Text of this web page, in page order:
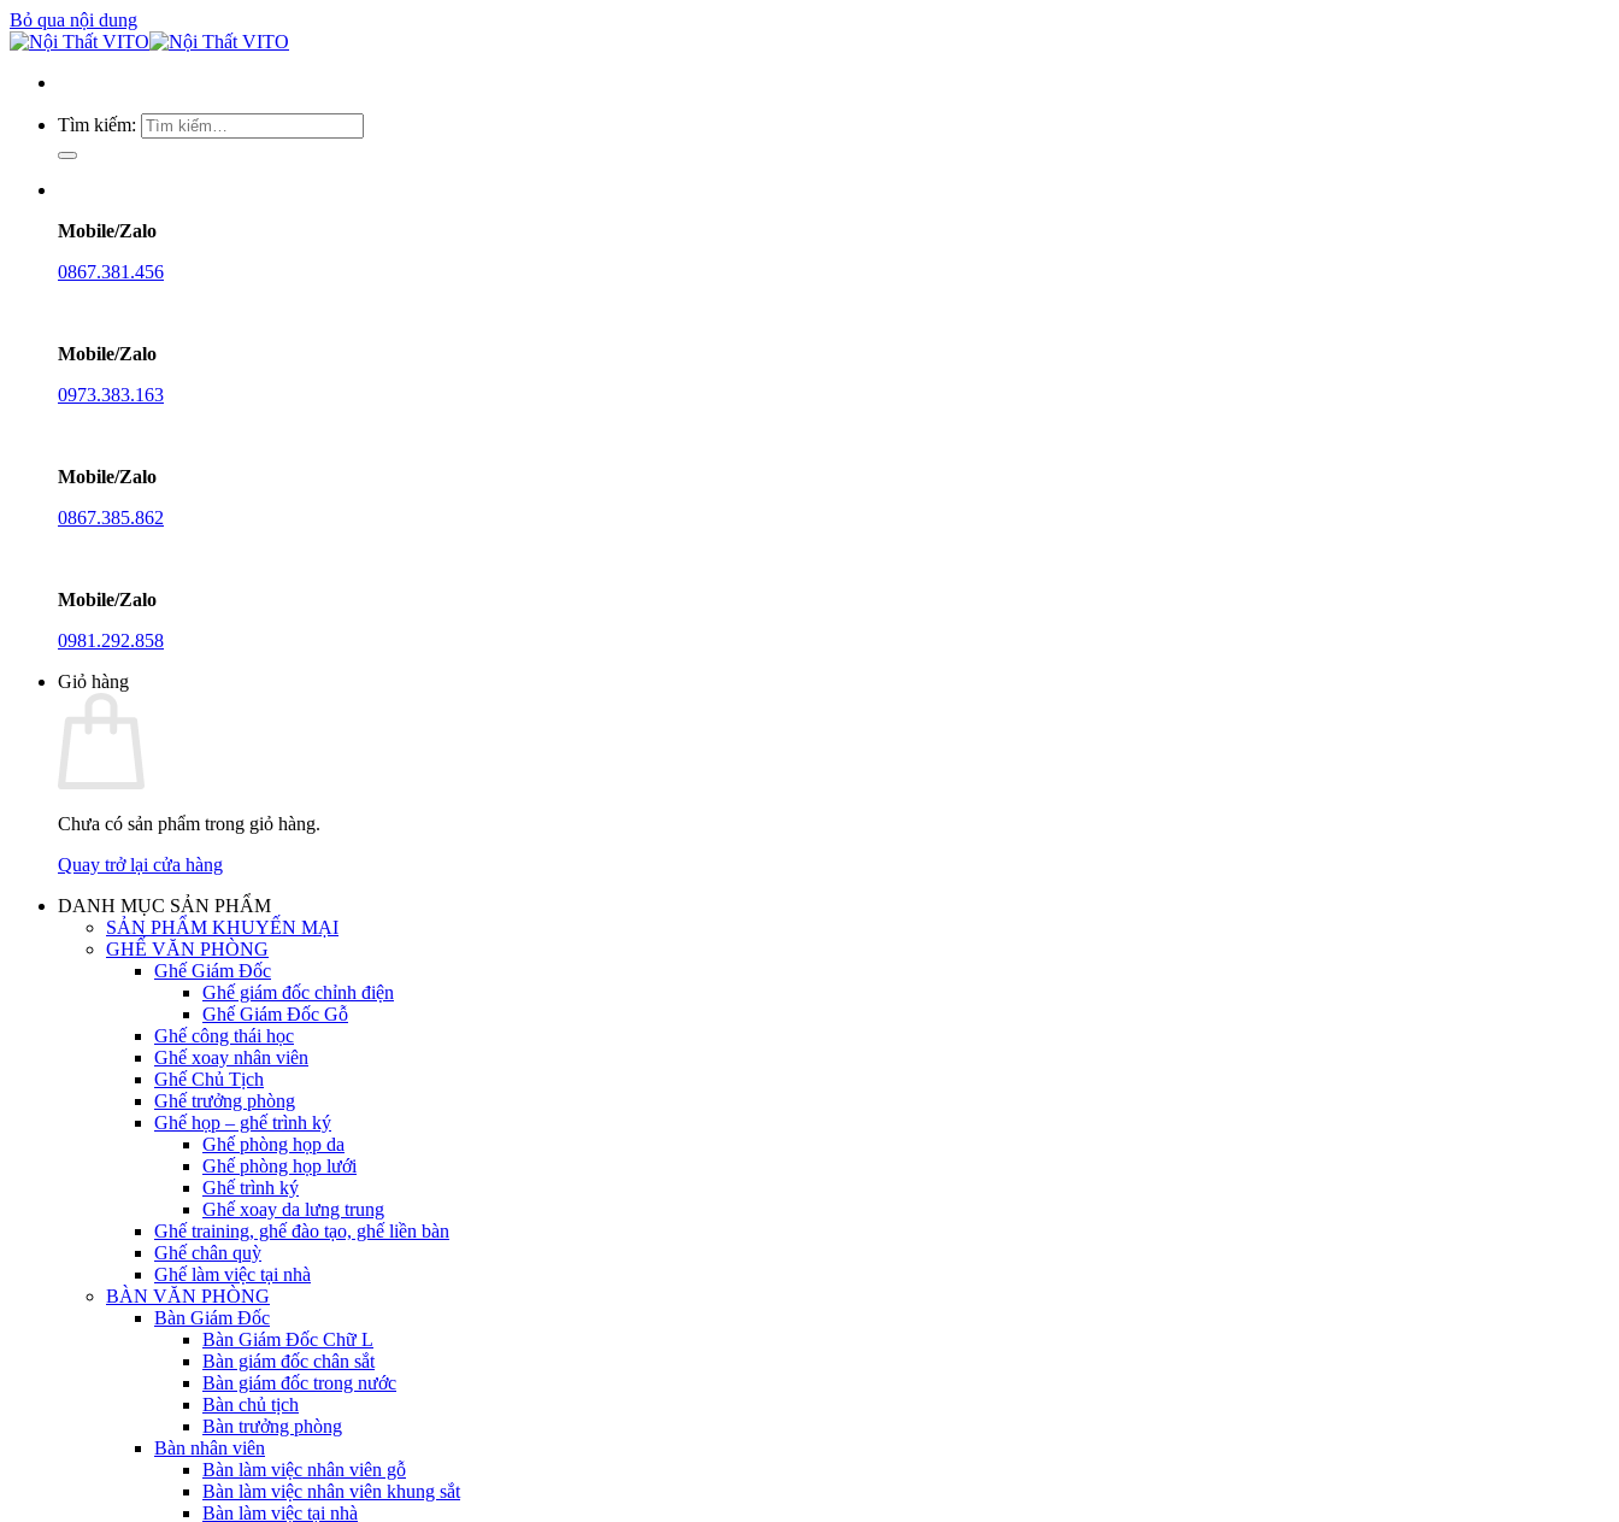
Bỏ qua nội dung
Tìm kiếm:
Mobile/Zalo
0867.381.456
Mobile/Zalo
0973.383.163
Mobile/Zalo
0867.385.862
Mobile/Zalo
0981.292.858
Giỏ hàng
Chưa có sản phẩm trong giỏ hàng.
Quay trở lại cửa hàng
DANH MỤC SẢN PHẨM
SẢN PHẨM KHUYẾN MẠI
GHẾ VĂN PHÒNG
Ghế Giám Đốc
Ghế giám đốc chỉnh điện
Ghế Giám Đốc Gỗ
Ghế công thái học
Ghế xoay nhân viên
Ghế Chủ Tịch
Ghế trưởng phòng
Ghế họp – ghế trình ký
Ghế phòng họp da
Ghế phòng họp lưới
Ghế trình ký
Ghế xoay da lưng trung
Ghế training, ghế đào tạo, ghế liền bàn
Ghế chân quỳ
Ghế làm việc tại nhà
BÀN VĂN PHÒNG
Bàn Giám Đốc
Bàn Giám Đốc Chữ L
Bàn giám đốc chân sắt
Bàn giám đốc trong nước
Bàn chủ tịch
Bàn trưởng phòng
Bàn nhân viên
Bàn làm việc nhân viên gỗ
Bàn làm việc nhân viên khung sắt
Bàn làm việc tại nhà